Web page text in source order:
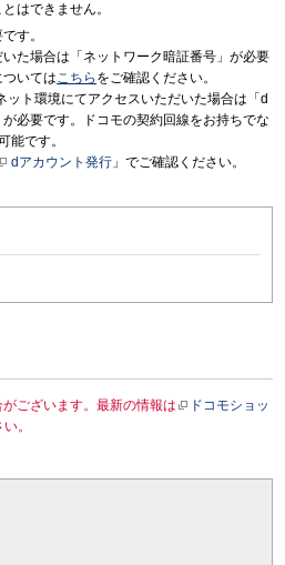
はできません。
す。
た場合は「ネットワーク暗証番号」が必要
いてはこちら をご確認ください。
ット環境にてアクセスいただいた場合は「d
必要です。ドコモの契約回線をお持ちでな
能です。
dアカウント発行 」でご確認ください。
ございます。最新の情報は
ドコモショッ
。